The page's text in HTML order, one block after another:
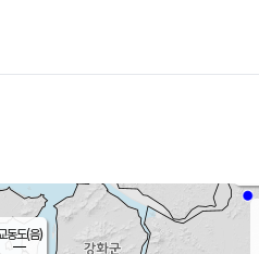
동도(음)